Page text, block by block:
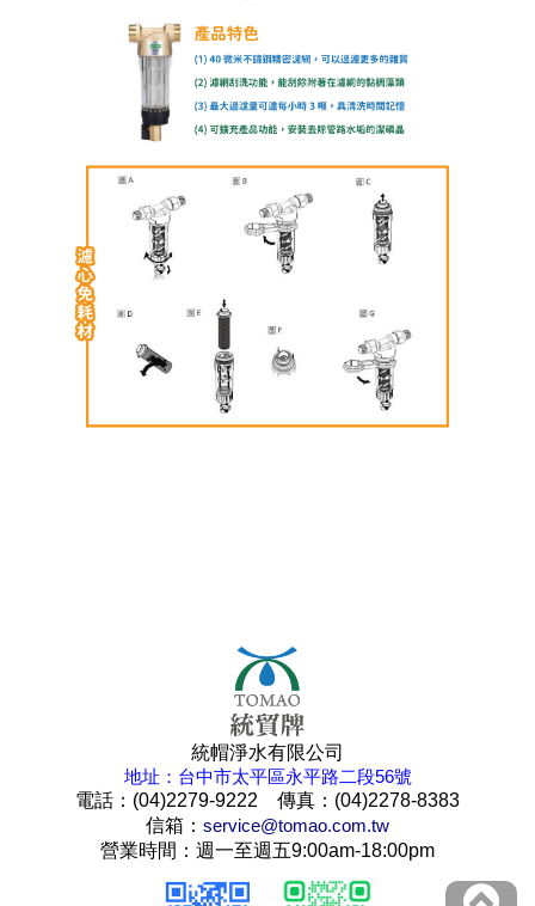
統帽淨水有限公司
地址：台中市太平區永平路二段56號
電話：(04)2279-9222 傳真：(04)2278-8383
信箱： service@tomao.com.tw
營業時間：週一至週五9:00am-18:00pm